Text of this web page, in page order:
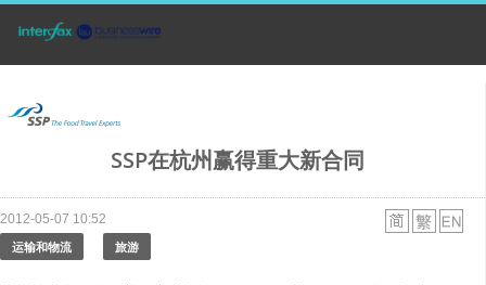
SSP在杭州赢得重大新合同
2012-05-07 10:52
运输和物流 旅游